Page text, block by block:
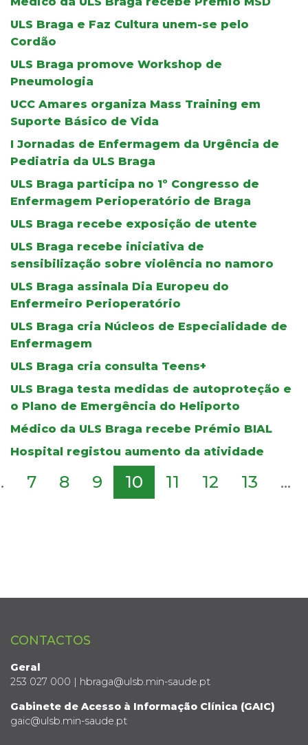
ULS Braga e Faz Cultura unem-se pelo
Cordão
ULS Braga promove Workshop de
Pneumologia
UCC Amares organiza Mass Training em
Suporte Básico de Vida
I Jornadas de Enfermagem da Urgência de
Pediatria da ULS Braga
ULS Braga participa no 1º Congresso de
Enfermagem Perioperatório de Braga
ULS Braga recebe exposição de utente
ULS Braga recebe iniciativa de
sensibilização sobre violência no namoro
ULS Braga assinala Dia Europeu do
Enfermeiro Perioperatório
ULS Braga cria Núcleos de Especialidade de
Enfermagem
ULS Braga cria consulta Teens+
ULS Braga testa medidas de autoproteção e
o Plano de Emergência do Heliporto
Médico da ULS Braga recebe Prémio BIAL
Hospital registou aumento da atividade
7 8 9 10 11 12 13 ...
CONTACTOS
Geral
253 027 000 | hbraga@ulsb.min-saude.pt
Gabinete de Acesso à Informação Clínica (GAIC)
gaic@ulsb.min-saude.pt